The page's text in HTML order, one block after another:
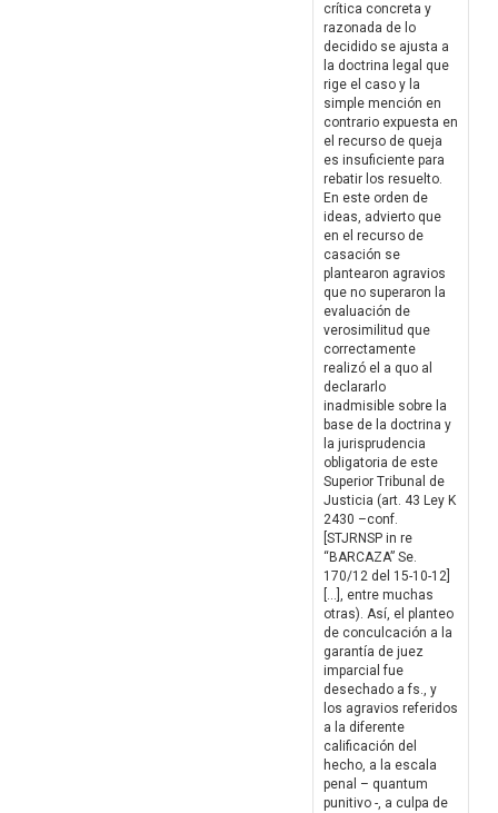
crítica concreta y
razonada de lo
decidido se ajusta a
la doctrina legal que
rige el caso y la
simple mención en
contrario expuesta en
el recurso de queja
es insuficiente para
rebatir los resuelto.
En este orden de
ideas, advierto que
en el recurso de
casación se
plantearon agravios
que no superaron la
evaluación de
verosimilitud que
correctamente
realizó el a quo al
declararlo
inadmisible sobre la
base de la doctrina y
la jurisprudencia
obligatoria de este
Superior Tribunal de
Justicia (art. 43 Ley K
2430 –conf.
[STJRNSP in re
“BARCAZA” Se.
170/12 del 15-10-12]
[…], entre muchas
otras). Así, el planteo
de conculcación a la
garantía de juez
imparcial fue
desechado a fs., y
los agravios referidos
a la diferente
calificación del
hecho, a la escala
penal – quantum
punitivo -, a culpa de